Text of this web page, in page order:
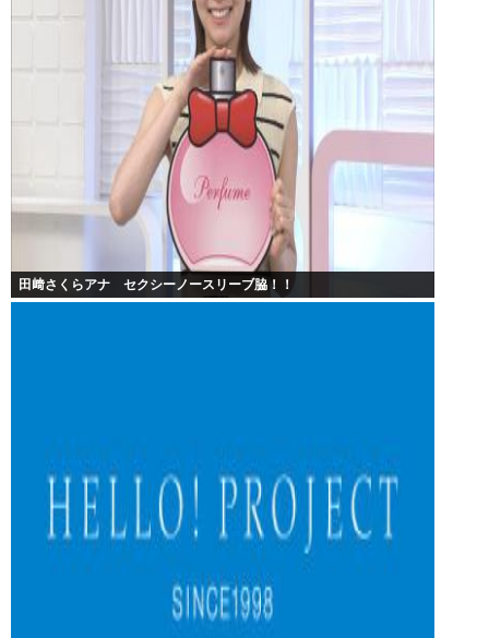
田﨑さくらアナ セクシーノースリーブ脇！！